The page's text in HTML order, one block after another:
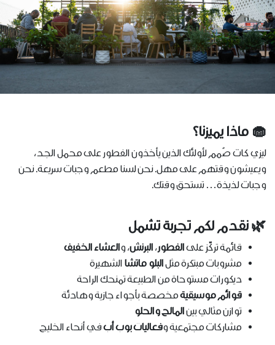
🧁 ماذا يميزنا؟
ليزي كات صُمم لأولئك الذين يأخذون الفطور على محمل الجد،
ويعيشون وقتهم على مهل. نحن لسنا مطعم وجبات سريعة. نحن
وجبات لذيذة… تستحق وقتك.
🌿 نقدم لكم تجربة تشمل
قائمة تركّز علىالفطور، البرنش، والعشاء الخفيف
مشروبات مبتكرة مثلالبلو ماتشا الشهيرة
ديكورات مستوحاة من الطبيعة تمنحك الراحة
قوائم موسيقيةمخصصة بأجواء جازية وهادئة
توازن مثالي بينالمالح والحلو
مشاركات مجتمعية وفعاليات بوب أبفي أنحاء الخليج